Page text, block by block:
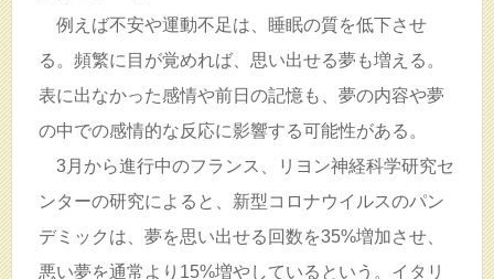
例えば不安や運動不足は、睡眠の質を低下させ
る。頻繁に目が覚めれば、思い出せる夢も増える。
表に出なかった感情や前日の記憶も、夢の内容や夢
の中での感情的な反応に影響する可能性がある。
3月から進行中のフランス、リヨン神経科学研究セ
ンターの研究によると、新型コロナウイルスのパン
デミックは、夢を思い出せる回数を35%増加させ、
悪い夢を通常より15%増やしているという。イタリ